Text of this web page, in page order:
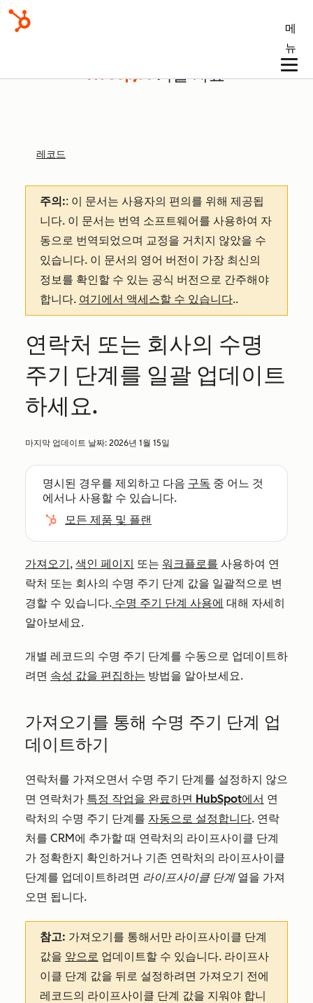
메
뉴
기술 자료
레코드
주의:: 이 문서는 사용자의 편의를 위해 제공됩
니다. 이 문서는 번역 소프트웨어를 사용하여 자
동으로 번역되었으며 교정을 거치지 않았을 수
있습니다. 이 문서의 영어 버전이 가장 최신의
정보를 확인할 수 있는 공식 버전으로 간주해야
합니다. 여기에서 액세스할 수 있습니다..
연락처 또는 회사의 수명
주기 단계를 일괄 업데이트
하세요.
마지막 업데이트 날짜: 2026년 1월 15일
명시된 경우를 제외하고 다음 구독 중 어느 것
에서나 사용할 수 있습니다.
모든 제품 및 플랜
가져오기, 색인 페이지 또는 워크플로를 사용하여 연
락처 또는 회사의 수명 주기 단계 값을 일괄적으로 변
경할 수 있습니다. 수명 주기 단계 사용에 대해 자세히
알아보세요.
개별 레코드의 수명 주기 단계를 수동으로 업데이트하
려면 속성 값을 편집하는 방법을 알아보세요.
가져오기를 통해 수명 주기 단계 업
데이트하기
연락처를 가져오면서 수명 주기 단계를 설정하지 않으
면 연락처가 특정 작업을 완료하면 HubSpot에서 연
락처의 수명 주기 단계를 자동으로 설정합니다. 연락
처를 CRM에 추가할 때 연락처의 라이프사이클 단계
가 정확한지 확인하거나 기존 연락처의 라이프사이클
단계를 업데이트하려면 라이프사이클 단계열을 가져
오면 됩니다.
참고: 가져오기를 통해서만 라이프사이클 단계
값을 앞으로 업데이트할 수 있습니다. 라이프사
이클 단계 값을 뒤로 설정하려면 가져오기 전에
레코드의 라이프사이클 단계 값을 지워야 합니